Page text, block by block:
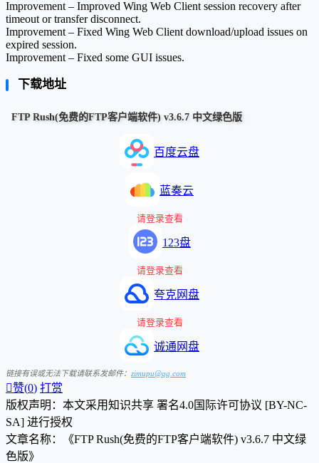
Improvement – Improved Wing Web Client session recovery after
timeout or transfer disconnect.
Improvement – Fixed Wing Web Client download/upload issues on
expired session.
Improvement – Fixed some GUI issues.
下载地址
FTP Rush(免费的FTP客户端软件) v3.6.7 中文绿色版
百度云盘
蓝奏云
请登录查看
123盘
请登录查看
夸克网盘
请登录查看
诚通网盘
链接有误或无法下载请联系发邮件： zimupu@qq.com
赞(0) 打赏
版权声明：本文采用知识共享 署名4.0国际许可协议 [BY-NC-
SA] 进行授权
文章名称：《FTP Rush(免费的FTP客户端软件) v3.6.7 中文绿
色版》